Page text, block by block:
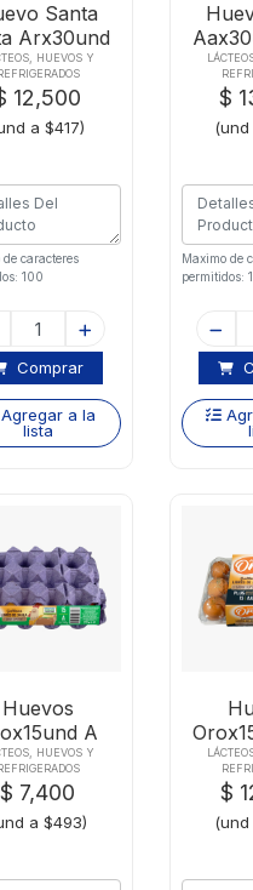
Santa
Arx30und
HUEVOS Y
12,500
a $417)
de caracteres
100
Comprar
Agregar a la
lista
$
(und
Maximo de
permitidos:
Huevos
A
HUEVOS Y
$ 7,400
a $493)
$
(und